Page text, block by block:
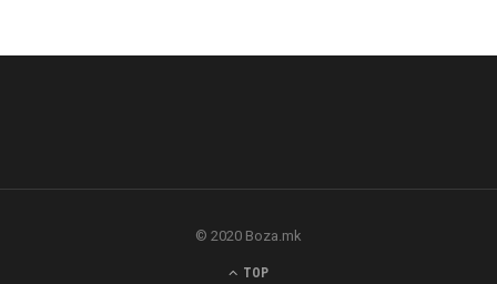
© 2020 Boza.mk
TOP